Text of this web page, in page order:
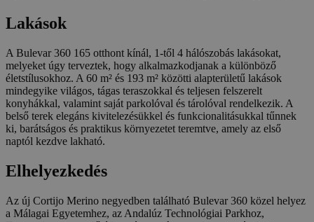
Lakások
A Bulevar 360 165 otthont kínál, 1-től 4 hálószobás lakásokat,
melyeket úgy terveztek, hogy alkalmazkodjanak a különböző
életstílusokhoz. A 60 m² és 193 m² közötti alapterületű lakások
mindegyike világos, tágas teraszokkal és teljesen felszerelt
konyhákkal, valamint saját parkolóval és tárolóval rendelkezik. A
belső terek elegáns kivitelezésükkel és funkcionalitásukkal tűnnek
ki, barátságos és praktikus környezetet teremtve, amely az első
naptól kezdve lakható.
Elhelyezkedés
Az új Cortijo Merino negyedben található Bulevar 360 közel helyez
a Málagai Egyetemhez, az Andalúz Technológiai Parkhoz,